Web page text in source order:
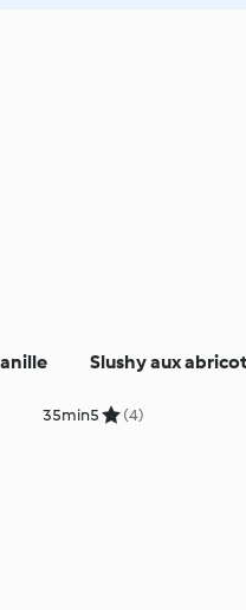
35min
Slushy aux
5 (4)